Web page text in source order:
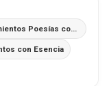
con Esencia